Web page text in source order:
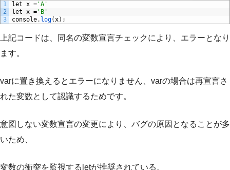
1
2
3
let x = 'A'
let x = 'B'
console. log(x) ;
上記コードは、同名の変数宣言チェックにより、エラーとなり
ます。
varに置き換えるとエラーになりません、varの場合は再宣言さ
れた変数として認識するためです。
意図しない変数宣言の変更により、バグの原因となることが多
いため、
変数の衝突を監視するletが推奨されている。